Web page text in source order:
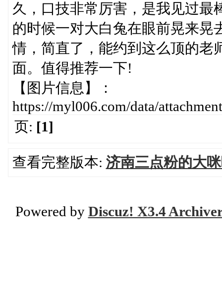
久，口技非常厉害，是我见过最
的时候一对大白兔在眼前晃来晃
情，简直了，能约到这么顶的老
面。值得推荐一下!
【图片信息】：
https://myl006.com/data/
页: [1]
查看完整版本: 济南三点粉的大
Powered by Discuz! X3.4